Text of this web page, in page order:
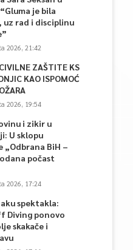
je bila
uz rad i disciplinu
2026, 21:42
ZAŠTITE KS
KAO ISPOMOĆ
2026, 19:54
i zikir u
U sklopu
BiH –
počast
2026, 17:24
spektakla:
Diving ponovo
skakače i